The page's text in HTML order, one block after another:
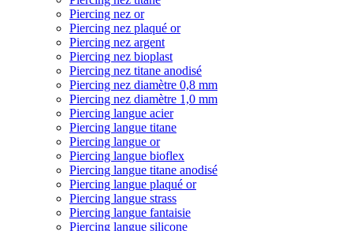
Piercing nez or
Piercing nez plaqué or
Piercing nez argent
Piercing nez bioplast
Piercing nez titane anodisé
Piercing nez diamètre 0,8 mm
Piercing nez diamètre 1,0 mm
Piercing langue acier
Piercing langue titane
Piercing langue or
Piercing langue bioflex
Piercing langue titane anodisé
Piercing langue plaqué or
Piercing langue strass
Piercing langue fantaisie
Piercing langue silicone